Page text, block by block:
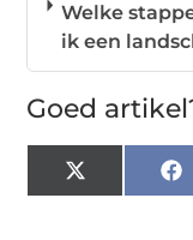
Welke
ik een
Goed
X
(Twitter)